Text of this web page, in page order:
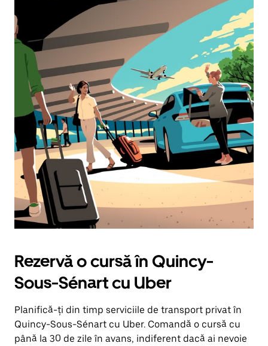
Rezervă o cursă în Quincy-
Sous-Sénart cu Uber
Planifică-ți din timp serviciile de transport privat în
Quincy-Sous-Sénart cu Uber. Comandă o cursă cu
până la 30 de zile în avans, indiferent dacă ai nevoie